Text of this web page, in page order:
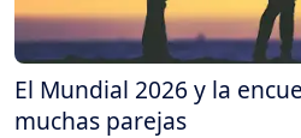
El Mundial 2026 y la
muchas parejas